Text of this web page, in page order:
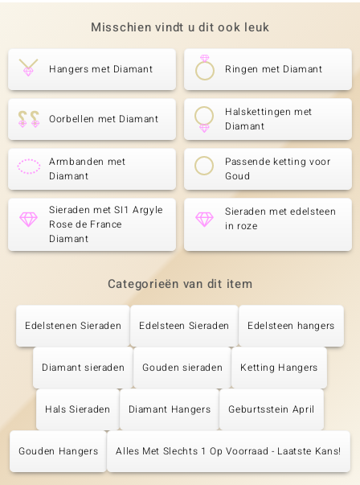
Misschien vindt u dit ook leuk
Hangers met Diamant Ringen met Diamant
Oorbellen met Diamant
Halskettingen met
Diamant
Armbanden met
Diamant
Passende ketting voor
Goud
Sieraden met SI1 Argyle
Rose de France
Diamant
Sieraden met edelsteen
in roze
Categorieën van dit item
Edelstenen Sieraden Edelsteen Sieraden Edelsteen hangers
Diamant sieraden Gouden sieraden Ketting Hangers
Hals Sieraden Diamant Hangers Geburtsstein April
Gouden Hangers Alles Met Slechts 1 Op Voorraad - Laatste Kans!